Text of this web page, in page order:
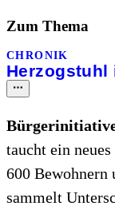
Zum Thema
CHRONIK
Herzogstuhl
taucht ein
600 Bewohnern
sammelt